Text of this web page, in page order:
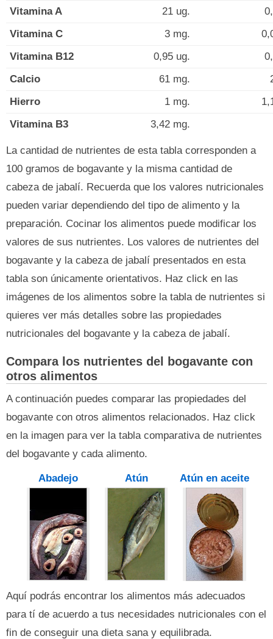
Vitamina A
21 ug.
Vitamina C
3 mg.
Vitamina B12
0,95 ug.
Calcio
61 mg.
Hierro
1 mg.
Vitamina B3
3,42 mg.
La cantidad de nutrientes de esta tabla corresponden a
100 gramos de bogavante y la misma cantidad de
cabeza de jabalí. Recuerda que los valores nutricionales
pueden variar dependiendo del tipo de alimento y la
preparación. Cocinar los alimentos puede modificar los
valores de sus nutrientes. Los valores de nutrientes del
bogavante y la cabeza de jabalí presentados en esta
tabla son únicamente orientativos. Haz click en las
imágenes de los alimentos sobre la tabla de nutrientes si
quieres ver más detalles sobre las propiedades
nutricionales del bogavante y la cabeza de jabalí.
Compara los nutrientes del bogavante con
otros alimentos
A continuación puedes comparar las propiedades del
bogavante con otros alimentos relacionados. Haz click
en la imagen para ver la tabla comparativa de nutrientes
del bogavante y cada alimento.
Abadejo Atún Atún en aceite
Aquí podrás encontrar los alimentos más adecuados
para tí de acuerdo a tus necesidades nutricionales con el
fin de conseguir una dieta sana y equilibrada.